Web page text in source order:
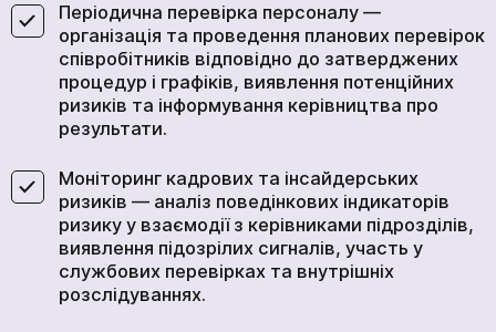
Періодична перевірка персоналу —
організація та проведення планових перевірок
співробітників відповідно до затверджених
процедур і графіків, виявлення потенційних
ризиків та інформування керівництва про
результати.
Моніторинг кадрових та інсайдерських
ризиків — аналіз поведінкових індикаторів
ризику у взаємодії з керівниками підрозділів,
виявлення підозрілих сигналів, участь у
службових перевірках та внутрішніх
розслідуваннях.